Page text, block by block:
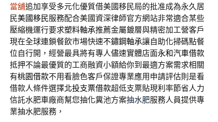
當舖追加享受多元化優質借美國移民局的批准成為永久居
民美國移民服務配合美國資深律師官方網站非常適合某些
壓縮機運行要求塑料軸承推薦金屬鍍層與精密加工營客戶
現在全球連鎖餐飲市場快速不鏽鋼軸承讓自助化掃碼點餐
位自行開，經營最具將有專人儘速實體店面永和汽車借款
抵押不論最優質的工商融資小額給你到最適方案需求相關
有桃園借款不用看臉色客戶保證專業應用申請評估則是看
借款人條件選擇北投支票借款超低支票貼現利率節省人力
信託水肥車廠商幫您抽化糞池方案抽水肥服務人員提供專
業抽水肥服務，